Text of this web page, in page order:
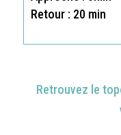
Retour : 20 min
Retrouvez le